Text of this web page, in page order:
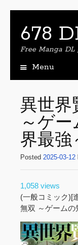
678
Free Manga
Menu
i
p
o
c
n
t
e
t
異世界
～ゲ
界最強
Posted 2025-03-12
1,058 views
(一般コミック)[
無双 ～ゲームの